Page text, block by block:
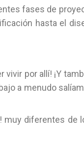
fases de
hasta el
por allí! ¡Y
a menudo
diferentes de